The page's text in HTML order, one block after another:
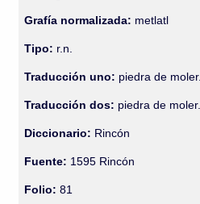
Grafía normalizada: metlatl
Tipo: r.n.
Traducción uno: piedra de moler.
Traducción dos: piedra de moler.
Diccionario: Rincón
Fuente: 1595 Rincón
Folio: 81